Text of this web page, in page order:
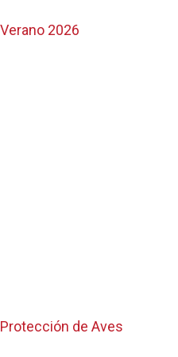
2026
de Aves